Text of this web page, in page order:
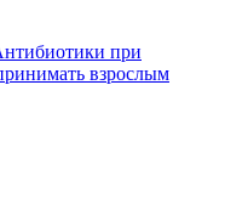
при
взрослым